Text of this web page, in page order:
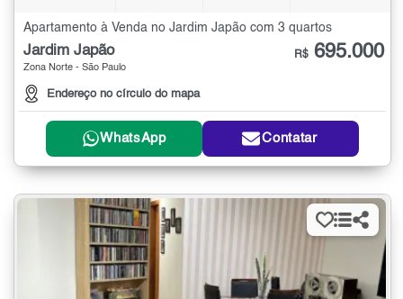
Apartamento à Venda no Jardim Japão com 3 quartos
Jardim Japão
Zona Norte - São Paulo
Endereço no círculo do mapa
R$ 695.000
WhatsApp Contatar